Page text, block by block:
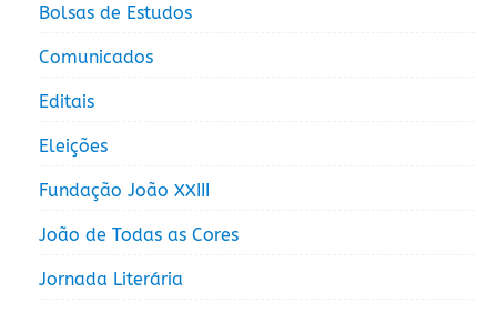
Bolsas de Estudos
Comunicados
Editais
Eleições
Fundação João XXIII
João de Todas as Cores
Jornada Literária